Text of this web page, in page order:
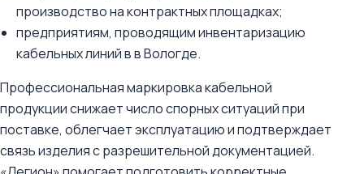
производство на контрактных площадках;
предприятиям, проводящим инвентаризацию
кабельных линий в в Вологде.
Профессиональная маркировка кабельной
продукции снижает число спорных ситуаций при
поставке, облегчает эксплуатацию и подтверждает
связь изделия с разрешительной документацией.